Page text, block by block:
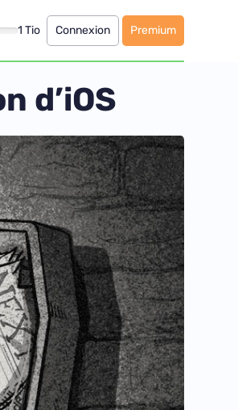
1 Tio Connexion Premium
d’iOS